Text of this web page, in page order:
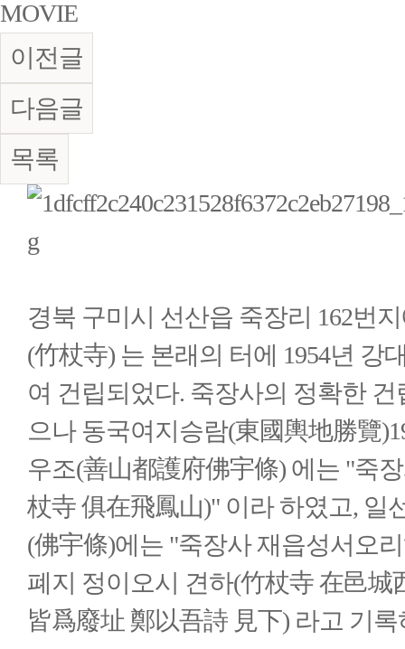
MOVIE
이전글
다음글
목록
경북 구미시 선산읍 죽장리 162번
(竹杖寺) 는 본래의 터에 1954년 강
여 건립되었다. 죽장사의 정확한 건
으나 동국여지승람(東國輿地勝覽
우조(善山都護府佛宇條) 에는 "죽
杖寺 俱在飛鳳山)" 이라 하였고, 일
(佛宇條)에는 "죽장사 재읍성서오
폐지 정이오시 견하(竹杖寺 在邑城
皆爲廢址 鄭以吾詩 見下) 라고 기록